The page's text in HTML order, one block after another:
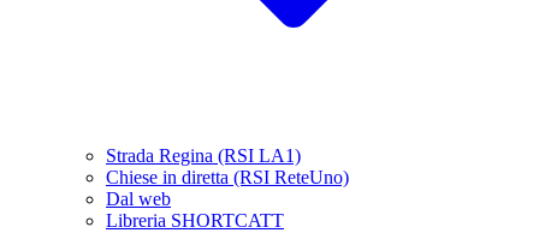
Strada Regina (RSI LA1)
Chiese in diretta (RSI ReteUno)
Dal web
Libreria SHORTCATT